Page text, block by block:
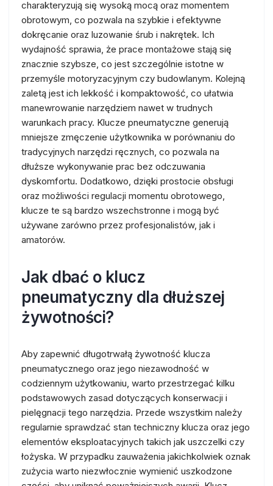
charakteryzują się wysoką mocą oraz momentem
obrotowym, co pozwala na szybkie i efektywne
dokręcanie oraz luzowanie śrub i nakrętek. Ich
wydajność sprawia, że prace montażowe stają się
znacznie szybsze, co jest szczególnie istotne w
przemyśle motoryzacyjnym czy budowlanym. Kolejną
zaletą jest ich lekkość i kompaktowość, co ułatwia
manewrowanie narzędziem nawet w trudnych
warunkach pracy. Klucze pneumatyczne generują
mniejsze zmęczenie użytkownika w porównaniu do
tradycyjnych narzędzi ręcznych, co pozwala na
dłuższe wykonywanie prac bez odczuwania
dyskomfortu. Dodatkowo, dzięki prostocie obsługi
oraz możliwości regulacji momentu obrotowego,
klucze te są bardzo wszechstronne i mogą być
używane zarówno przez profesjonalistów, jak i
amatorów.
Jak dbać o klucz
pneumatyczny dla dłuższej
żywotności?
Aby zapewnić długotrwałą żywotność klucza
pneumatycznego oraz jego niezawodność w
codziennym użytkowaniu, warto przestrzegać kilku
podstawowych zasad dotyczących konserwacji i
pielęgnacji tego narzędzia. Przede wszystkim należy
regularnie sprawdzać stan techniczny klucza oraz jego
elementów eksploatacyjnych takich jak uszczelki czy
łożyska. W przypadku zauważenia jakichkolwiek oznak
zużycia warto niezwłocznie wymienić uszkodzone